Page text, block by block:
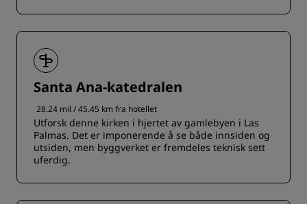
Santa Ana-katedralen
28.24 mil / 45.45 km fra hotellet
Utforsk denne kirken i hjertet av gamlebyen i Las
Palmas. Det er imponerende å se både innsiden og
utsiden, men byggverket er fremdeles teknisk sett
uferdig.